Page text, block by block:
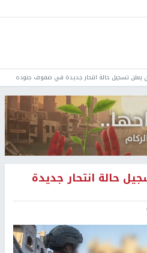
يعلن تسجيل حالة انتحار جديدة في صفوف جنوده
حالة انتحار جديدة